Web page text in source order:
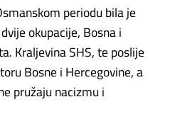
periodu bila je
okupacije, Bosna i
Kraljevina SHS, te poslije
Bosne i Hercegovine, a
pružaju nacizmu i